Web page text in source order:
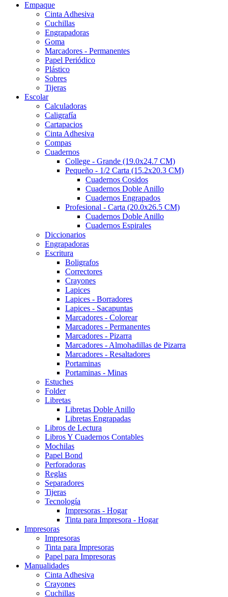
Empaque
Cinta Adhesiva
Cuchillas
Engrapadoras
Goma
Marcadores - Permanentes
Papel Periódico
Plástico
Sobres
Tijeras
Escolar
Calculadoras
Caligrafía
Cartapacios
Cinta Adhesiva
Compas
Cuadernos
College - Grande (19.0x24.7 CM)
Pequeño - 1/2 Carta (15.2x20.3 CM)
Cuadernos Cosidos
Cuadernos Doble Anillo
Cuadernos Engrapados
Profesional - Carta (20.0x26.5 CM)
Cuadernos Doble Anillo
Cuadernos Espirales
Diccionarios
Engrapadoras
Escritura
Boligrafos
Correctores
Crayones
Lapices
Lapices - Borradores
Lapices - Sacapuntas
Marcadores - Colorear
Marcadores - Permanentes
Marcadores - Pizarra
Marcadores - Almohadillas de Pizarra
Marcadores - Resaltadores
Portaminas
Portaminas - Minas
Estuches
Folder
Libretas
Libretas Doble Anillo
Libretas Engrapadas
Libros de Lectura
Libros Y Cuadernos Contables
Mochilas
Papel Bond
Perforadoras
Reglas
Separadores
Tijeras
Tecnología
Impresoras - Hogar
Tinta para Impresora - Hogar
Impresoras
Impresoras
Tinta para Impresoras
Papel para Impresoras
Manualidades
Cinta Adhesiva
Crayones
Cuchillas